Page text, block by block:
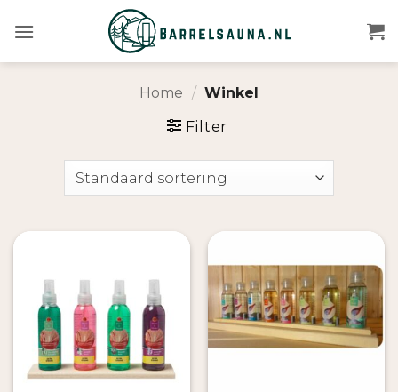
naar
Home / Winkel
Filter